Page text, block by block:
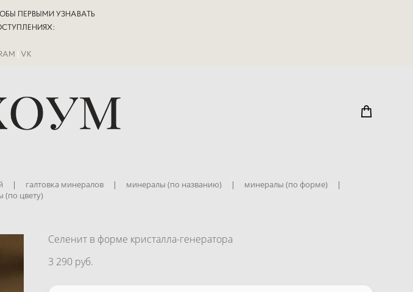
ПЕРВЫМИ УЗНАВАТЬ
| VK
| галтовка минералов | минералы (по названию) | минералы (по форме)
|
(по цвету)
Селенит в форме кристалла-генератора
3 290 pуб.